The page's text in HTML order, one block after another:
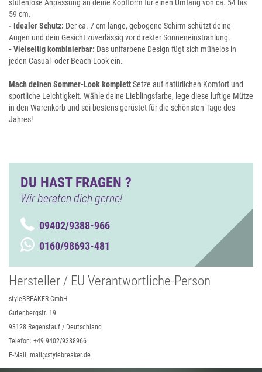
stufenlose Anpassung an deine Kopfform für einen Umfang von ca. 54 bis
59 cm.
- Idealer Schutz: Der ca. 7 cm lange, gebogene Schirm schützt deine
Augen und dein Gesicht zuverlässig vor direkter Sonneneinstrahlung.
- Vielseitig kombinierbar: Das unifarbene Design fügt sich mühelos in
jeden Casual- oder Beach-Look ein.
Mach deinen Sommer-Look komplettSetze auf natürlichen Komfort und
sportliche Leichtigkeit. Wähle deine Lieblingsfarbe, lege diese luftige Mütze
in den Warenkorb und sei bestens gerüstet für die schönsten Tage des
Jahres!
DU HAST FRAGEN ?
Wir beraten dich gerne!
09402/9388-966
0160/98693-481
Hersteller / EU Verantwortliche-Person
styleBREAKER GmbH
Gutenbergstr. 19
93128 Regenstauf / Deutschland
Telefon: +49 9402/9388966
E-Mail: mail@stylebreaker.de